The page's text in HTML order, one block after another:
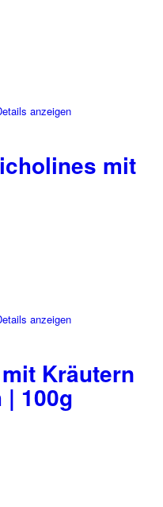
anzeigen
mit
anzeigen
Kräutern
100g